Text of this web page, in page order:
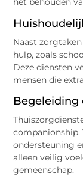
Naast
hulp, zoals
Deze diensten
mensen die
Begeleiding
companionship.
ondersteuning
alleen veilig
gemeenschap.